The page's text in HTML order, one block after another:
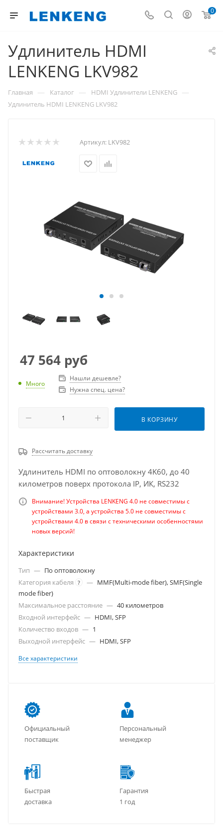
0
Удлинитель HDMI
LENKENG LKV982
Главная — Каталог — HDMI Удлинители LENKENG —
Удлинитель HDMI LENKENG LKV982
Артикул: LKV982
47 564 руб
Много
Нашли дешевле?
Нужна спец. цена?
В КОРЗИНУ
Рассчитать доставку
Удлинитель HDMI по оптоволокну 4K60, до 40
километров поверх протокола IP, ИК, RS232
Внимание! Устройства LENKENG 4.0 не совместимы с
устройствами 3.0, а устройства 5.0 не совместимы с
устройствами 4.0 в связи с техническими особенностями
новых версий!
Характеристики
Тип — По оптоволокну
Категория кабеля ? — MMF(Multi-mode fiber), SMF(Single
mode fiber)
Максимальное расстояние — 40 километров
Входной интерфейс — HDMI, SFP
Количество входов — 1
Выходной интерфейс — HDMI, SFP
Все характеристики
Официальный
поставщик
Персональный
менеджер
Быстрая
доставка
Гарантия
1 год